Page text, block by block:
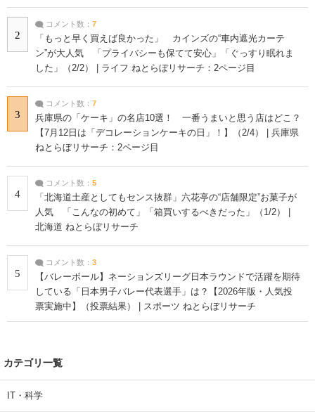
2
コメント数： 7
「もっと早く買えば良かった」 カインズの“車内遮光カーテ
ン”が大人気 「プライバシーも保てて安心」「ぐっすり眠れま
した」（2/2） | ライフ ねとらぼリサーチ：2ページ目
3
コメント数： 7
兵庫県の「ケーキ」の名店10選！ 一番うまいと思う店はどこ？
【7月12日は「デコレーションケーキの日」！】（2/4） | 兵庫県
ねとらぼリサーチ：2ページ目
4
コメント数： 5
「北海道土産としてもセンス抜群」六花亭の“店舗限定”お菓子が
人気 「こんなの初めて」「箱買いするべきだった」（1/2） |
北海道 ねとらぼリサーチ
5
コメント数： 3
【バレーボール】ネーションズリーグ日本ラウンドで活躍を期待
している「日本男子バレー代表選手」は？【2026年版・人気投
票実施中】（投票結果） | スポーツ ねとらぼリサーチ
カテゴリ一覧
IT・科学